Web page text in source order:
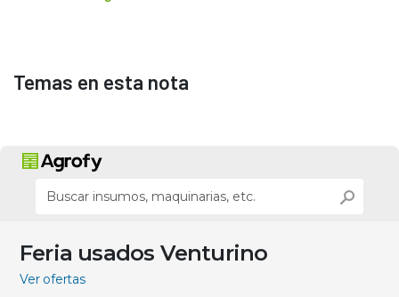
Temas en esta nota
Feria usados Venturino
Ver ofertas